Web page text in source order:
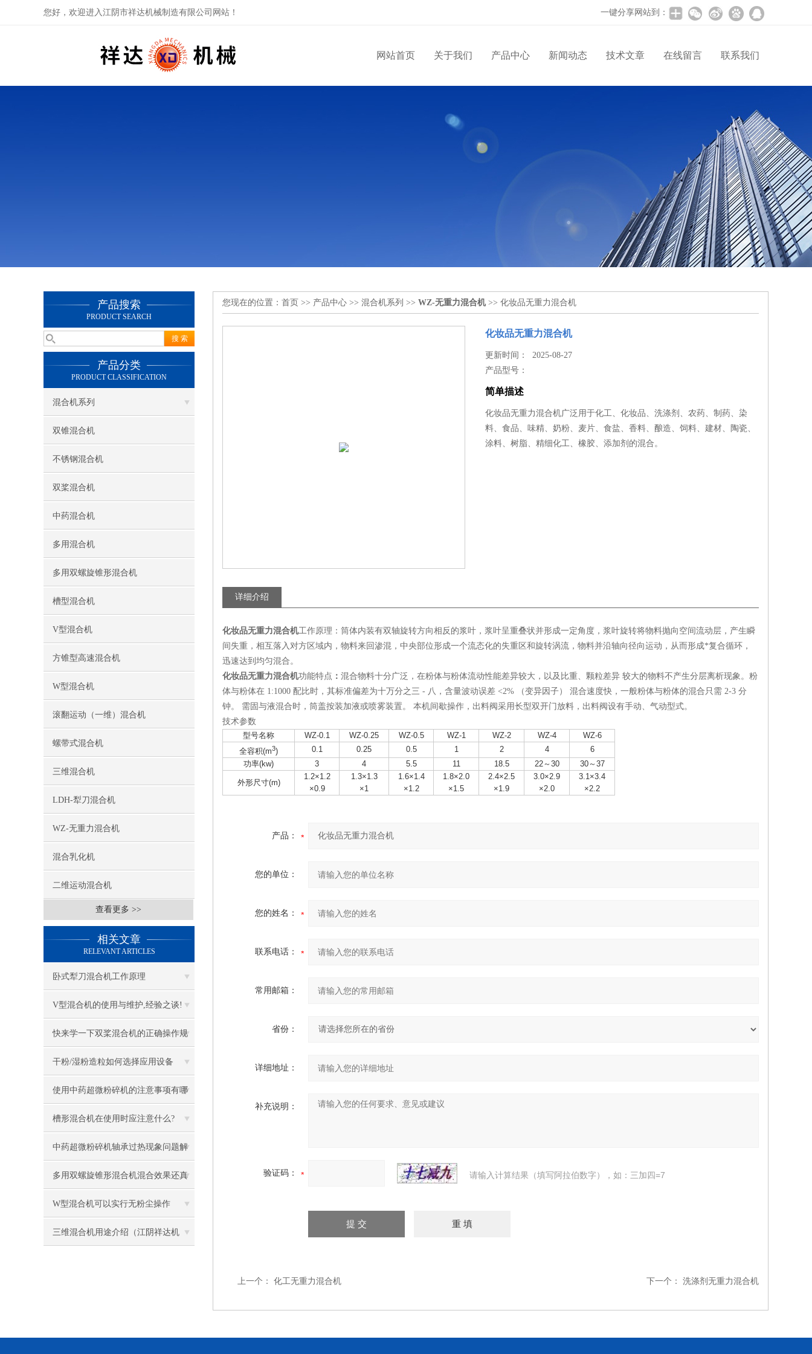
您好，欢迎进入江阴市祥达机械制造有限公司网站！ 一键分享网站到：
网站首页 关于我们 产品中心 新闻动态 技术文章 在线留言 联系我们
产品搜索
PRODUCT SEARCH
产品分类
PRODUCT CLASSIFICATION
混合机系列
双锥混合机
不锈钢混合机
双桨混合机
中药混合机
多用混合机
多用双螺旋锥形混合机
槽型混合机
V型混合机
方锥型高速混合机
W型混合机
滚翻运动（一维）混合机
螺带式混合机
三维混合机
LDH-犁刀混合机
WZ-无重力混合机
混合乳化机
二维运动混合机
查看更多 >>
相关文章
RELEVANT ARTICLES
卧式犁刀混合机工作原理
V型混合机的使用与维护,经验之谈!
快来学一下双桨混合机的正确操作规
程
干粉/湿粉造粒如何选择应用设备
使用中药超微粉碎机的注意事项有哪
些
槽形混合机在使用时应注意什么?
中药超微粉碎机轴承过热现象问题解
答
多用双螺旋锥形混合机混合效果还真
是理想
W型混合机可以实行无粉尘操作
三维混合机用途介绍（江阴祥达机
您现在的位置： 首页 >> 产品中心 >> 混合机系列 >> WZ-无重力混合机>> 化妆品无重力混合机
化妆品无重力混合机
更新时间： 2025-08-27
产品型号：
简单描述
化妆品无重力混合机广泛用于化工、化妆品、洗涤剂、农药、制药、染
料、食品、味精、奶粉、麦片、食盐、香料、酿造、饲料、建材、陶瓷、
涂料、树脂、精细化工、橡胶、添加剂的混合。
详细介绍
化妆品无重力混合机工作原理：筒体内装有双轴旋转方向相反的浆叶，浆叶呈重叠状并形成一定角度，浆叶旋转将物料抛向空间流动层，产生瞬
间失重，相互落入对方区域内，物料来回渗混，中央部位形成一个流态化的失重区和旋转涡流，物料并沿轴向径向运动，从而形成*复合循环，
迅速达到均匀混合。
化妆品无重力混合机功能特点 ： 混合物料十分广泛，在粉体与粉体流动性能差异较大，以及比重、颗粒差异 较大的物料不产生分层离析现象。粉
体与粉体在 1:1000 配比时，其标准偏差为十万分之三 - 八，含量波动误差 <2% （变异因子） 混合速度快，一般粉体与粉体的混合只需 2-3 分
钟。 需固与液混合时，筒盖按装加液或喷雾装置。 本机间歇操作，出料阀采用长型双开门放料，出料阀设有手动、气动型式。
技术参数
型号名称
WZ-0.1 WZ-0.25 WZ-0.5 WZ-1 WZ-2 WZ-4
WZ-6
全容积(m3) 0.1 0.25 0.5 1 2 4
6
功率(kw)
3 4 5.5 11 18.5 22～30 30～37
外形尺寸(m)
1.2×1.2
×0.9
1.3×1.3
×1
1.6×1.4
×1.2
1.8×2.0
×1.5
2.4×2.5
×1.9
3.0×2.9
×2.0
3.1×3.4
×2.2
产品：
您的单位：
您的姓名：
联系电话：
常用邮箱：
省份：
详细地址：
补充说明：
验证码： 请输入计算结果（填写阿拉伯数字），如：三加四=7
上一个： 化工无重力混合机 下一个： 洗涤剂无重力混合机